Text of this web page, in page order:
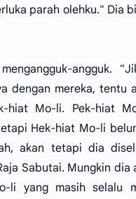
parah olehku." Dia
angguk.
dengan mereka, tentu
hiat Mo-li. Pek-hiat
Hek-hiat Mo-li
akan tetapi dia
Sabutai. Mungkin dia
li yang masih selalu